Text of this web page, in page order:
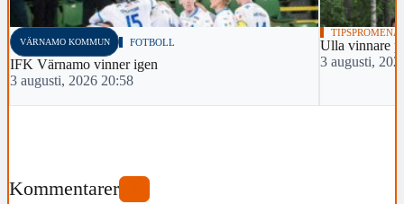
VÄRNAMO KOMMUN FOTBOLL
IFK Värnamo vinner igen
3 augusti, 2026 20:58
Ulla vinnare
3 augusti,
Kommentarer